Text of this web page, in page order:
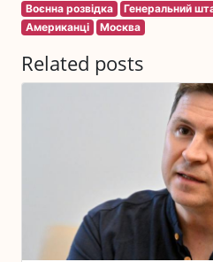
Воєнна розвідка
Генеральний
Американці
Москва
Related posts